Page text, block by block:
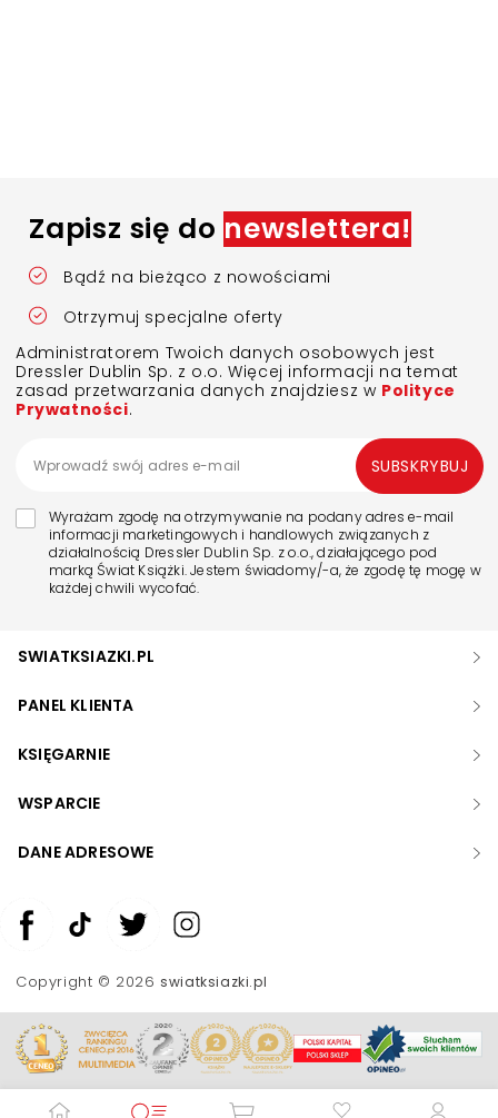
Zapisz się do newslettera!
Bądź na bieżąco z nowościami
Otrzymuj specjalne oferty
Administratorem Twoich danych osobowych jest
Dressler Dublin Sp. z o.o. Więcej informacji na temat
zasad przetwarzania danych znajdziesz w Polityce
Prywatności.
Wyrażam zgodę na otrzymywanie na podany adres e-mail
informacji marketingowych i handlowych związanych z
działalnością Dressler Dublin Sp. z o.o., działającego pod
marką Świat Książki. Jestem świadomy/-a, że zgodę tę mogę w
każdej chwili wycofać.
SUBSKRYBUJ
SWIATKSIAZKI.PL
PANEL KLIENTA
KSIĘGARNIE
WSPARCIE
DANE ADRESOWE
Copyright © 2026swiatksiazki.pl
Zwiększ rozmiar czcionki
Skala szarości